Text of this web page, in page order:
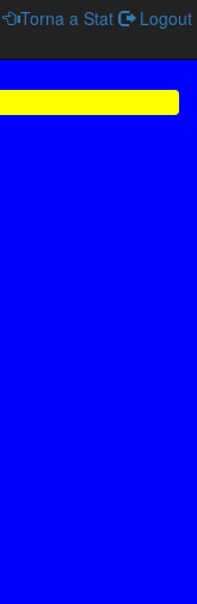
Torna a Stat Logout